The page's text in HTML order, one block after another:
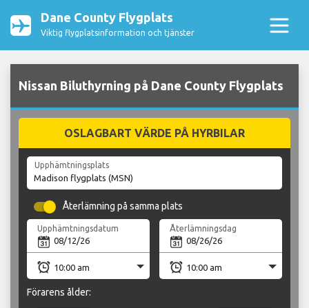
Dane County Flygplats
Viktig flygplatsinformation och tjänster
Nissan Biluthyrning på Dane County Flygplats
OSLAGBART VÄRDE PÅ HYRBILAR
Upphämtningsplats
Återlämning på samma plats
Upphämtningsdatum Återlämningsdag
Förarens ålder: